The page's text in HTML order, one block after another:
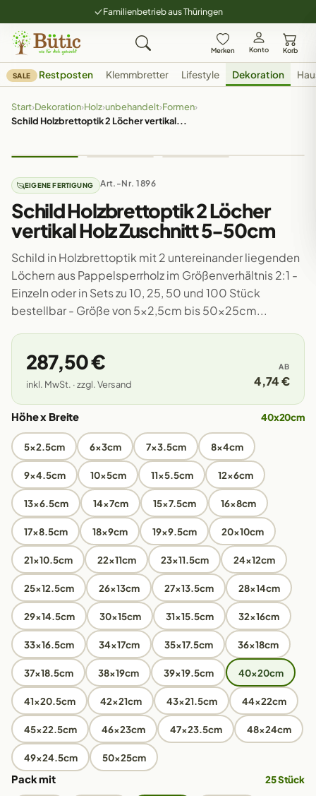
Familienbetrieb aus Thüringen
Merken Konto Korb
SALE Restposten Klemmbretter Lifestyle Dekoration
Start›Dekoration›Holz›unbehandelt›Formen›
Schild Holzbrettoptik 2 Löcher vertikal...
EIGENE FERTIGUNG Art.-Nr. 1896
Schild Holzbrettoptik 2 Löcher
vertikal Holz Zuschnitt 5-50cm
Schild in Holzbrettoptik mit 2 untereinander liegenden
Löchern aus Pappelsperrholz im Größenverhältnis 2:1 -
Einzeln oder in Sets zu 10, 25, 50 und 100 Stück
bestellbar - Größe von 5x2,5cm bis 50x25cm...
287,50 €
inkl. MwSt. · zzgl. Versand
AB
4,74 €
Höhe x Breite 40x20cm
5x2.5cm 6x3cm 7x3.5cm 8x4cm
9x4.5cm 10x5cm 11x5.5cm 12x6cm
13x6.5cm 14x7cm 15x7.5cm 16x8cm
17x8.5cm 18x9cm 19x9.5cm 20x10cm
21x10.5cm 22x11cm 23x11.5cm 24x12cm
25x12.5cm 26x13cm 27x13.5cm 28x14cm
29x14.5cm 30x15cm 31x15.5cm 32x16cm
33x16.5cm 34x17cm 35x17.5cm 36x18cm
37x18.5cm 38x19cm 39x19.5cm 40x20cm
41x20.5cm 42x21cm 43x21.5cm 44x22cm
45x22.5cm 46x23cm 47x23.5cm 48x24cm
49x24.5cm 50x25cm
Pack mit 25 Stück